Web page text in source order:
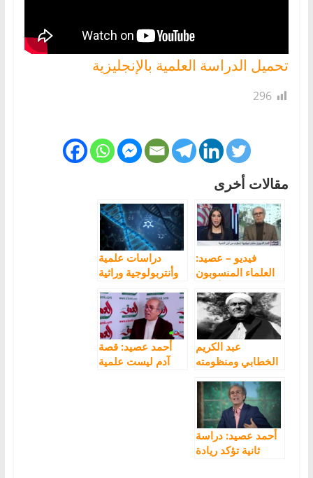
تحميل الدراسة العلمية بالإنجليزية
296
مقالات أخرى
فيديو – عصيد:
العلماء المنسوبون
وفارسيون وأتراك
دراسات علمية
وأنتربولوجية وراثية
عبد الكريم
الخطابي ومنظومته
دراسة انتربولوجية
وتاريخية
أحمد عصيد: قصة
آدم ليست علمية
أحمد عصيد: دراسة
ثانية تؤكد ريادة